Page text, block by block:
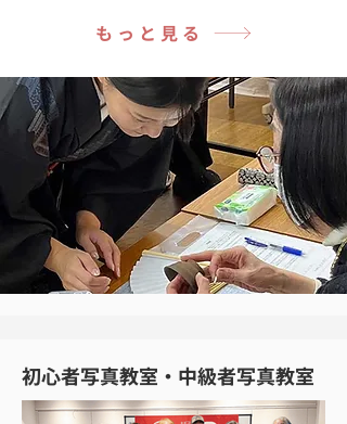
もっと見る
初心者写真教室・中級者写真教室